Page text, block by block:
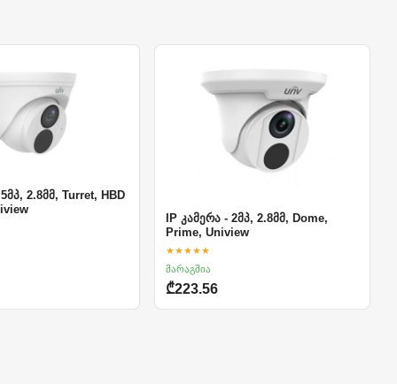
2.8მმ, Turret, HBD
IP კამერა - 2მპ, 2.8მმ, Dome,
Prime, Uniview
★★★★★
მარაგშია
₾223.56